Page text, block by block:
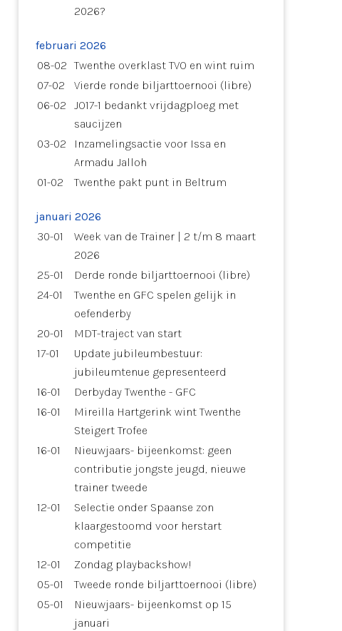
2026?
februari 2026
08-02 Twenthe overklast TVO en wint ruim
07-02
Vierde ronde biljarttoernooi (libre)
06-02
JO17-1 bedankt vrijdagploeg met
saucijzen
03-02
Inzamelingsactie voor Issa en
Armadu Jalloh
01-02
Twenthe pakt punt in Beltrum
januari 2026
30-01
Week van de Trainer | 2 t/m 8 maart
2026
25-01
Derde ronde biljarttoernooi (libre)
24-01
Twenthe en GFC spelen gelijk in
oefenderby
20-01
MDT-traject van start
17-01
Update jubileumbestuur:
jubileumtenue gepresenteerd
16-01
Derbyday Twenthe - GFC
16-01
Mireilla Hartgerink wint Twenthe
Steigert Trofee
16-01
Nieuwjaars- bijeenkomst: geen
contributie jongste jeugd, nieuwe
trainer tweede
12-01
Selectie onder Spaanse zon
klaargestoomd voor herstart
competitie
12-01
Zondag playbackshow!
05-01
Tweede ronde biljarttoernooi (libre)
05-01
Nieuwjaars- bijeenkomst op 15
januari